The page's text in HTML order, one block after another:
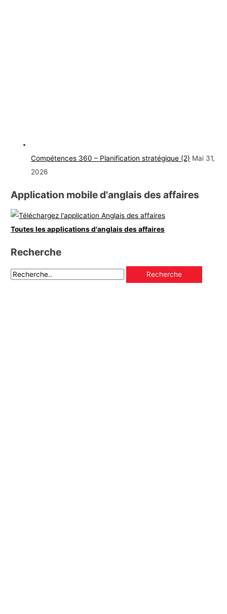
Compétences 360 – Planification stratégique (2) Mai 31,
2026
Application mobile d'anglais des affaires
Toutes les applications d'anglais des affaires
Recherche